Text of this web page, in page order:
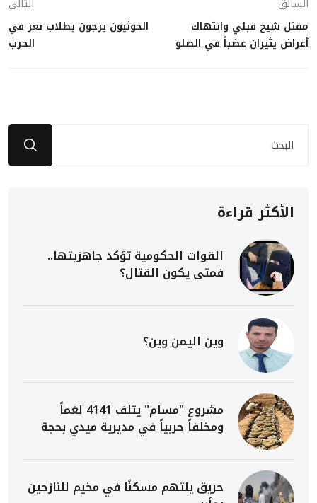
السابق
مقتل شيخ قبلي وانتهاك
أعراض يثيران غضباً في الصلو
التالي
الحوثيون يزجون بطلاب تعز في
الحرب
الأكثر قراءة
القوات الحكومية تؤكد جاهزيتها..
فمتى يكون القتال؟
وين اليمن وين؟
مشروع "مسام" يتلف 4141 لغماً
ومخلفاً حربياً في مديرية ميدي بحجة
حريق يلتهم مسكنًا في مخيم للنازحين